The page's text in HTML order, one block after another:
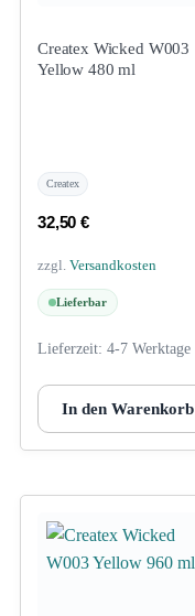
Createx Wicked W003
Yellow 480 ml
Createx
32,50€
zzgl. Versandkosten
Lieferbar
Lieferzeit: 4-7 Werktage
In den Warenkorb